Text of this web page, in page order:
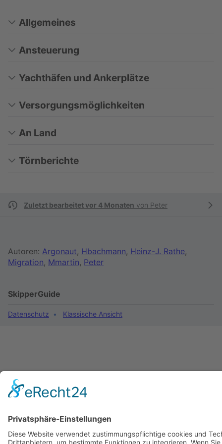
Allgemeines
Ansteuerung
Yachthäfen und Ankerplätze
Versorgungsmöglichkeiten
An Land
Törnberichte
Zuletzt bearbeitet vor 4 Monaten von Peter
Autoren: Argonaut, Hbachmann, Heinz-J. Rathe,
Migration, Mmartin, Peter
SkipperGuide
Datenschutz Klassische Ansicht